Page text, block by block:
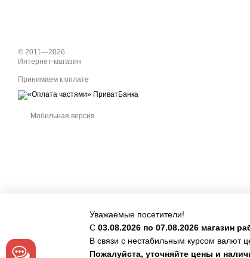
© 2011—2026
Интернет-магазин
Принимаем к оплате
Мобильная версия
Online store built with Horoshop
Уважаемые посетители!
С 03.08.2026 по 07.08.2026 магазин
В связи с нестабильным курсом валют
Пожалуйста, уточняйте цены и